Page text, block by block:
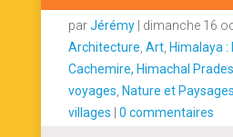
parJérémy| dimanche 16
Architecture Art, Himalaya :
Cachemire, Himachal
voyages Nature et Paysages
villages
0 commentaires